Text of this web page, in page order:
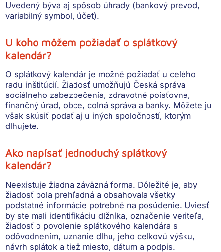
Uvedený býva aj spôsob úhrady (bankový prevod,
variabilný symbol, účet).
U koho môžem požiadať o splátkový
kalendár?
O splátkový kalendár je možné požiadať u celého
radu inštitúcií. Žiadosť umožňujú Česká správa
sociálneho zabezpečenia, zdravotné poisťovne,
finančný úrad, obce, colná správa a banky. Môžete ju
však skúsiť podať aj u iných spoločností, ktorým
dlhujete.
Ako napísať jednoduchý splátkový
kalendár?
Neexistuje žiadna záväzná forma. Dôležité je, aby
žiadosť bola prehľadná a obsahovala všetky
podstatné informácie potrebné na posúdenie. Uviesť
by ste mali identifikáciu dlžníka, označenie veriteľa,
žiadosť o povolenie splátkového kalendára s
odôvodnením, uznanie dlhu, jeho celkovú výšku,
návrh splátok a tiež miesto, dátum a podpis.